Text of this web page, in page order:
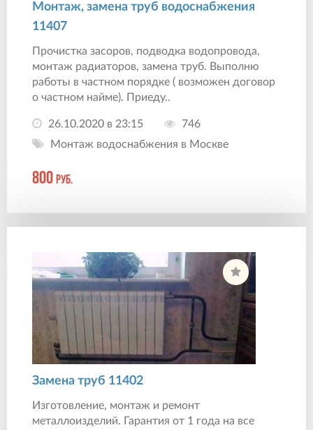
Монтаж, замена труб водоснабжения
11407
Прочистка засоров, подводка водопровода,
монтаж радиаторов, замена труб. Выполню
работы в частном порядке ( возможен договор
о частном найме). Приеду..
26.10.2020 в 23:15
746
Монтаж водоснабжения в Москве
800 руб.
Замена труб 11402
Изготовление, монтаж и ремонт
металлоизделий. Гарантия от 1 года на все